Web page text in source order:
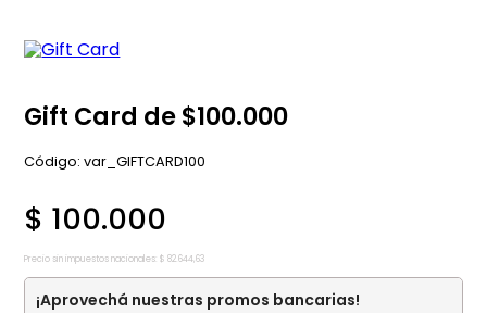
5. chinelas
Gift Card de $100.000
:var_GIFTCARD100
$ 100.000
Precio sin impuestos nacionales: $ 82.644,63
¡Aprovechá nuestras promos bancarias!